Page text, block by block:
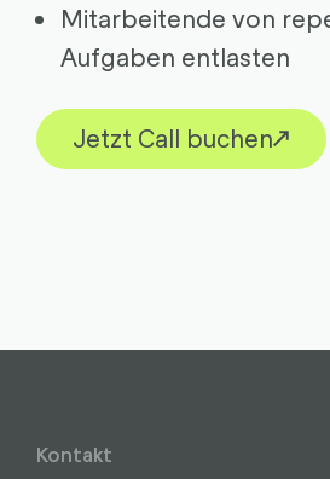
Mitarbeitende von
Aufgaben entlasten
Jetzt Call buchen
Kontakt